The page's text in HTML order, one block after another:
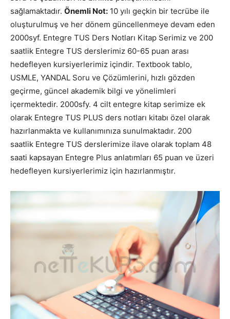
sağlamaktadır. Önemli Not: 10 yılı geçkin bir tecrübe ile
oluşturulmuş ve her dönem güncellenmeye devam eden
2000syf. Entegre TUS Ders Notları Kitap Serimiz ve 200
saatlik Entegre TUS derslerimiz 60-65 puan arası
hedefleyen kursiyerlerimiz içindir. Textbook tablo,
USMLE, YANDAL Soru ve Çözümlerini, hızlı gözden
geçirme, güncel akademik bilgi ve yönelimleri
içermektedir. 2000sfy. 4 cilt entegre kitap serimize ek
olarak Entegre TUS PLUS ders notları kitabı özel olarak
hazırlanmakta ve kullanımınıza sunulmaktadır. 200
saatlik Entegre TUS derslerimize ilave olarak toplam 48
saati kapsayan Entegre Plus anlatımları 65 puan ve üzeri
hedefleyen kursiyerlerimiz için hazırlanmıştır.